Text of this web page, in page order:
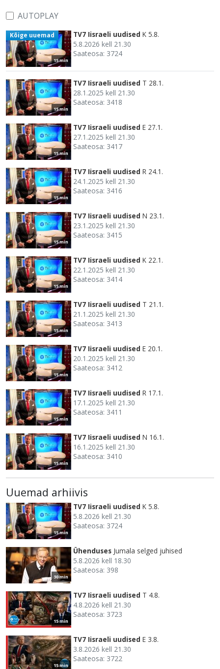
AUTOPLAY
15 min
Kõige uuemad TV7 Iisraeli uudised K 5.8.
5.8.2026 kell 21.30
Saateosa: 3724
15 min
TV7 Iisraeli uudised T 28.1.
28.1.2025 kell 21.30
Saateosa: 3418
15 min
TV7 Iisraeli uudised E 27.1.
27.1.2025 kell 21.30
Saateosa: 3417
15 min
TV7 Iisraeli uudised R 24.1.
24.1.2025 kell 21.30
Saateosa: 3416
15 min
TV7 Iisraeli uudised N 23.1.
23.1.2025 kell 21.30
Saateosa: 3415
15 min
TV7 Iisraeli uudised K 22.1.
22.1.2025 kell 21.30
Saateosa: 3414
15 min
TV7 Iisraeli uudised T 21.1.
21.1.2025 kell 21.30
Saateosa: 3413
15 min
TV7 Iisraeli uudised E 20.1.
20.1.2025 kell 21.30
Saateosa: 3412
15 min
TV7 Iisraeli uudised R 17.1.
17.1.2025 kell 21.30
Saateosa: 3411
15 min
TV7 Iisraeli uudised N 16.1.
16.1.2025 kell 21.30
Saateosa: 3410
Uuemad arhiivis
15 min
TV7 Iisraeli uudised K 5.8.
5.8.2026 kell 21.30
Saateosa: 3724
30 min
Ühenduses Jumala selged juhised
5.8.2026 kell 18.30
Saateosa: 398
15 min
TV7 Iisraeli uudised T 4.8.
4.8.2026 kell 21.30
Saateosa: 3723
15 min
TV7 Iisraeli uudised E 3.8.
3.8.2026 kell 21.30
Saateosa: 3722